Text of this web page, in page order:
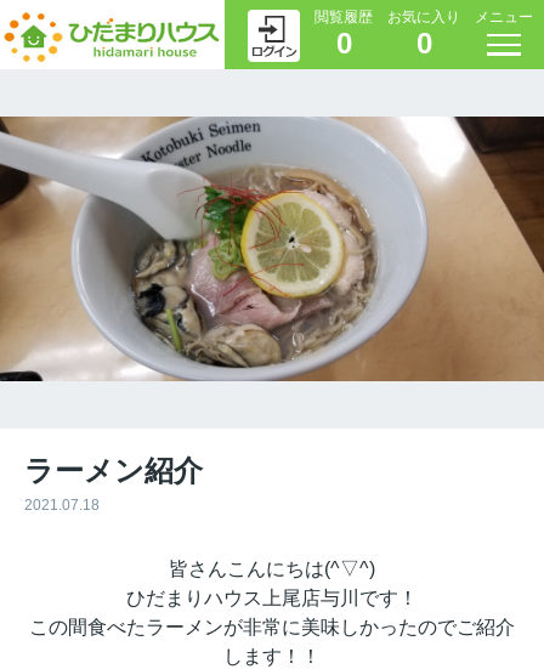
閲覧履歴
0
お気に入り
0
メニュー
ラーメン紹介
2021.07.18
皆さんこんにちは(^▽^)
ひだまりハウス上尾店与川です！
この間食べたラーメンが非常に美味しかったのでご紹介
します！！